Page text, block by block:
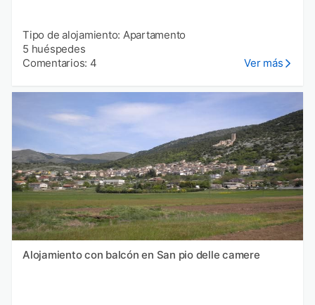
Tipo de alojamiento: Apartamento
5 huéspedes
Comentarios: 4
Ver más
Alojamiento con balcón en San pio delle camere